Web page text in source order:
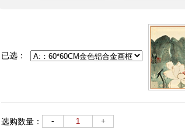
已选：
选购数量： - +